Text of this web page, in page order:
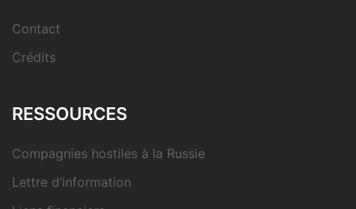
Contact
Crédits
RESSOURCES
Compagnies hostiles à la Russie
Lettre d’information